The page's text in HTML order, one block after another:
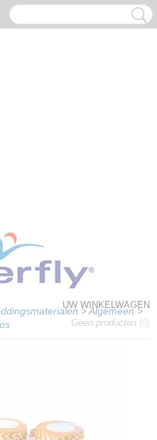
UW WINKELWAGEN
Geen producten (0)
>Algemeen>